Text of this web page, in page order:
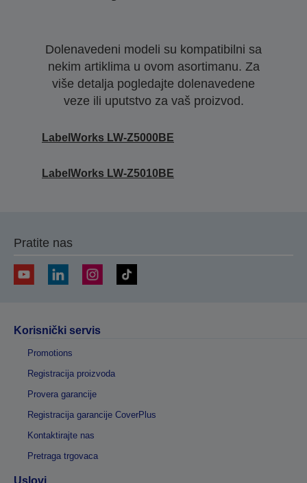
Dolenavedeni modeli su kompatibilni sa
nekim artiklima u ovom asortimanu. Za
više detalja pogledajte dolenavedene
veze ili uputstvo za vaš proizvod.
LabelWorks LW-Z5000BE
LabelWorks LW-Z5010BE
Pratite nas
Korisnički servis
Promotions
Registracija proizvoda
Provera garancije
Registracija garancije CoverPlus
Kontaktirajte nas
Pretraga trgovaca